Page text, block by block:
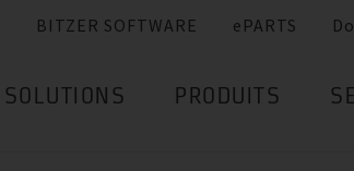
BITZER SOFTWARE ePARTS
SOLUTIONS PRODUITS